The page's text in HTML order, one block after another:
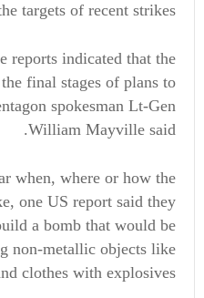
targets of recent strikes
reports indicated that the
final stages of plans to
spokesman Lt-Gen
William Mayville said.
when, where or how the
one US report said they
a bomb that would be
non-metallic objects like
clothes with explosives.